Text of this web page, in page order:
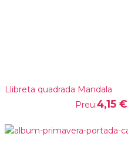
Llibreta quadrada Mandala
Preu:4,15 €